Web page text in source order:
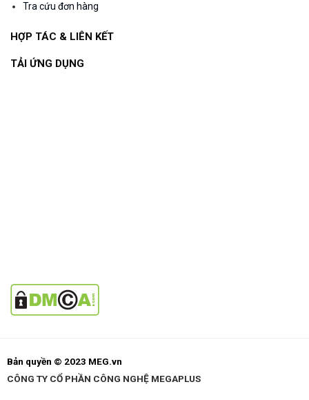
Tra cứu đơn hàng
HỢP TÁC & LIÊN KẾT
TẢI ỨNG DỤNG
Bản quyền © 2023 MEG.vn
CÔNG TY CỔ PHẦN CÔNG NGHỆ MEGAPLUS